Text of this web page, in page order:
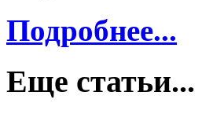
Подробнее...
Еще статьи...